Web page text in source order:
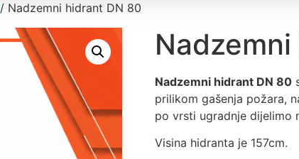
/ Nadzemni hidrant DN 80
Nadzemni hidrant DN 80
prilikom gašenja požara,
po vrsti ugradnje dijelimo
Visina hidranta je 157cm.